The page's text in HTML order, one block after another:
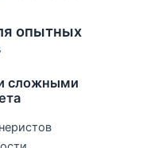
опытных
сложными